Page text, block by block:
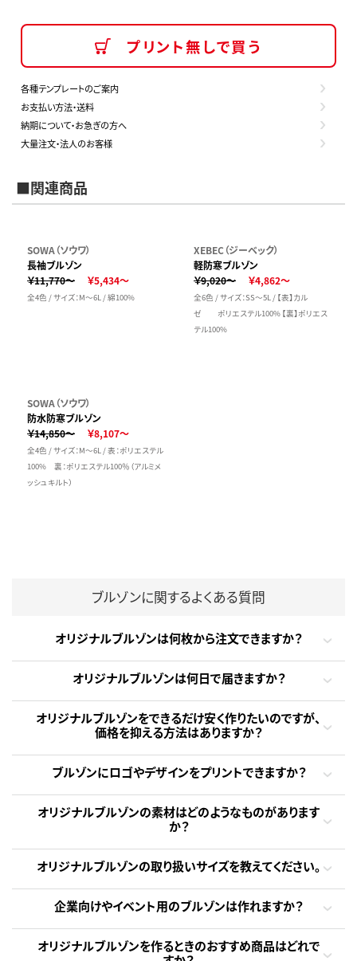
プリント無しで買う
各種テンプレートのご案内
お支払い方法・送料
納期について・お急ぎの方へ
大量注文・法人のお客様
■関連商品
SOWA（ソウワ）
長袖ブルゾン
￥11,770～
￥5,434～
全4色 / サイズ：M～6L / 綿100%
XEBEC（ジーベック）
軽防寒ブルゾン
￥9,020～
￥4,862～
全6色 / サイズ：SS～5L / 【表】カル
ゼ ポリエステル100% 【裏】ポリエス
テル100%
SOWA（ソウワ）
防水防寒ブルゾン
￥14,850～
￥8,107～
全4色 / サイズ：M～6L / 表：ポリエステル
100% 裏：ポリエステル100％（アルミメ
ッシュキルト）
ブルゾンに関するよくある質問
オリジナルブルゾンは何枚から注文できますか？
オリジナルブルゾンは何日で届きますか？
オリジナルブルゾンをできるだけ安く作りたいのですが、
価格を抑える方法はありますか？
ブルゾンにロゴやデザインをプリントできますか？
オリジナルブルゾンの素材はどのようなものがあります
か？
オリジナルブルゾンの取り扱いサイズを教えてください。
企業向けやイベント用のブルゾンは作れますか？
オリジナルブルゾンを作るときのおすすめ商品はどれで